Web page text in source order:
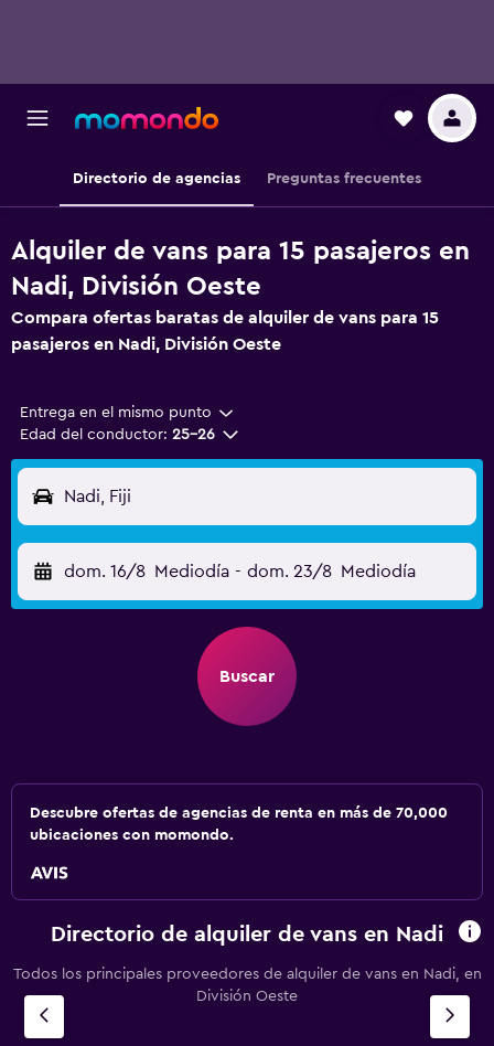
Directorio de agencias Preguntas frecuentes
Alquiler de vans para 15 pasajeros en
Nadi, División Oeste
Compara ofertas baratas de alquiler de vans para 15
pasajeros en Nadi, División Oeste
Entrega en el mismo punto
Edad del conductor: 25-26
Nadi, Fiji
dom. 16/8 Mediodía - dom. 23/8 Mediodía
Buscar
Descubre ofertas de agencias de renta en más de 70,000
ubicaciones con momondo.
Directorio de alquiler de vans en Nadi
Todos los principales proveedores de alquiler de vans en Nadi, en
División Oeste